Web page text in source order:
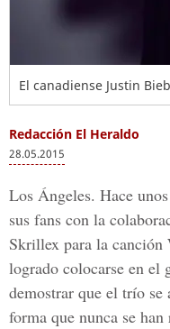
El canadiense Justin
Redacción El Heraldo
28.05.2015
Los Ángeles. Hace
sus fans con la
Skrillex para la canción
logrado colocarse en el
demostrar que el trío
forma que nunca se